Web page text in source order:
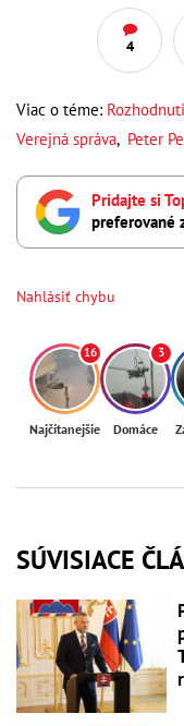
4
Viac o téme:
Verejná správa, Peter
Pridajte si
preferované
Nahlásiť chybu
16
Najčítanejšie
3
Domáce
SÚVISIACE